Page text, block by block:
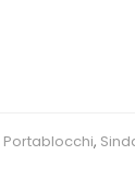
Portablocchi,